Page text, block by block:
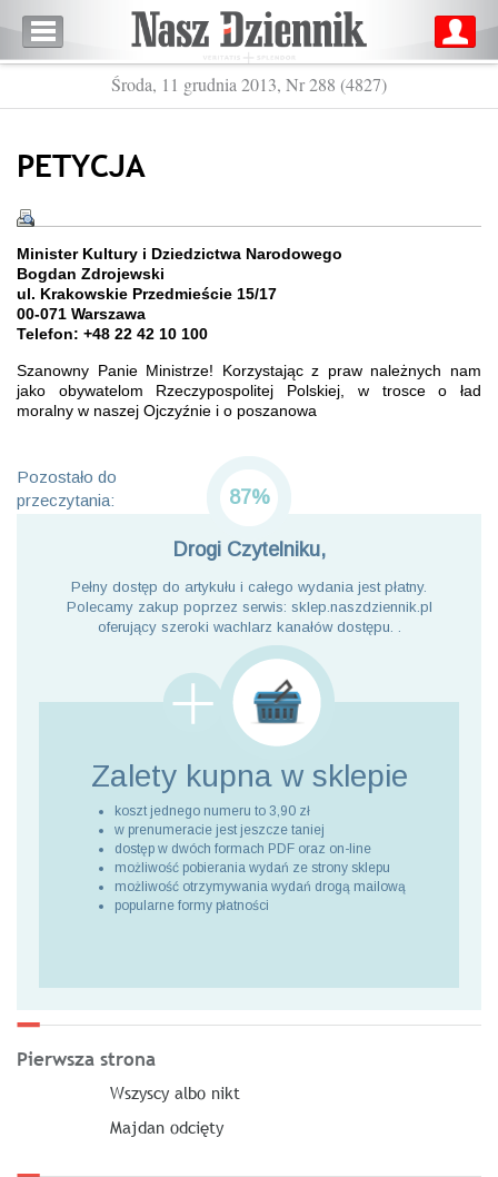
Środa, 11 grudnia 2013, Nr 288 (4827)
PETYCJA
Minister Kultury i Dziedzictwa Narodowego
Bogdan Zdrojewski
ul. Krakowskie Przedmieście 15/17
00-071 Warszawa
Telefon: +48 22 42 10 100
Szanowny Panie Ministrze! Korzystając z praw należnych nam
jako obywatelom Rzeczypospolitej Polskiej, w trosce o ład
moralny w naszej Ojczyźnie i o poszanowa
Pozostało do
przeczytania:
87%
Drogi Czytelniku,
Pełny dostęp do artykułu i całego wydania jest płatny.
Polecamy zakup poprzez serwis: sklep.naszdziennik.pl
oferujący szeroki wachlarz kanałów dostępu. .
Zalety kupna w sklepie
koszt jednego numeru to 3,90 zł
w prenumeracie jest jeszcze taniej
dostęp w dwóch formach PDF oraz on-line
możliwość pobierania wydań ze strony sklepu
możliwość otrzymywania wydań drogą mailową
popularne formy płatności
Pierwsza strona
Wszyscy albo nikt
Majdan odcięty